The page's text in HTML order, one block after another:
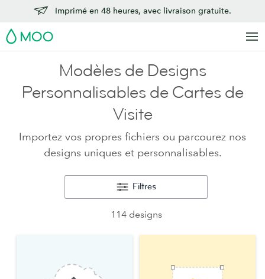
Imprimé en 48 heures, avec livraison gratuite.
MOO
Modèles de Designs
Personnalisables de Cartes de
Visite
Importez vos propres fichiers ou parcourez nos
designs uniques et personnalisables.
Filtres
114 designs